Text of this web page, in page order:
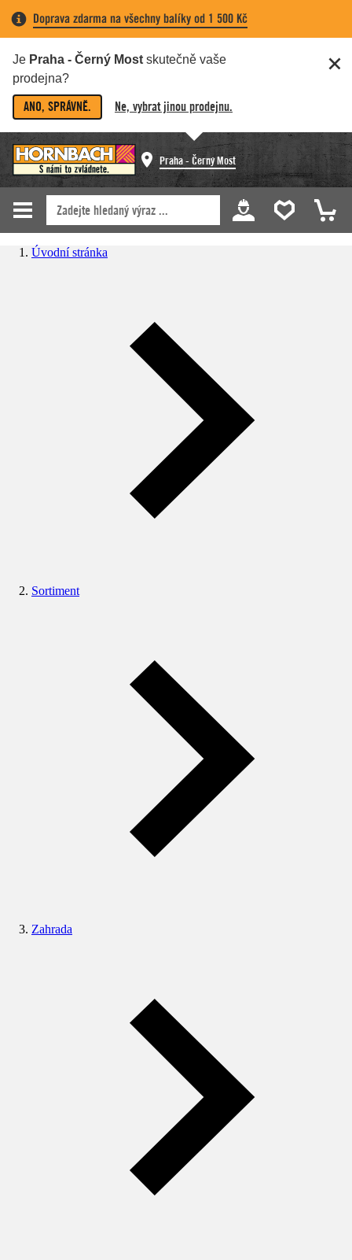
Doprava zdarma na všechny balíky od 1 500 Kč
Je Praha - Černý Most skutečně vaše
prodejna?
ANO, SPRÁVNĚ. Ne, vybrat jinou prodejnu.
Praha - Černý Most
Úvodní stránka
Sortiment
Zahrada